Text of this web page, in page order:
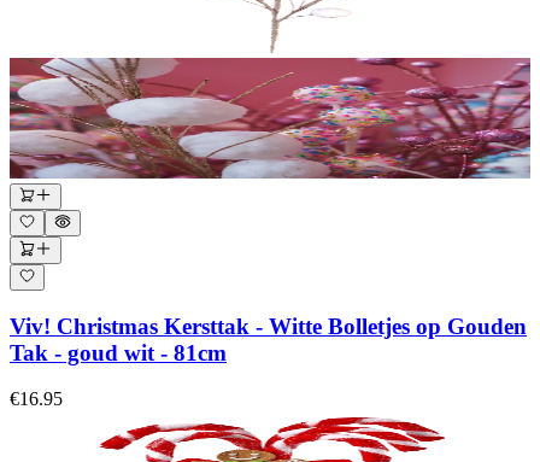
Viv! Christmas Kersttak - Witte Bolletjes op Gouden
Tak - goud wit - 81cm
€16.95